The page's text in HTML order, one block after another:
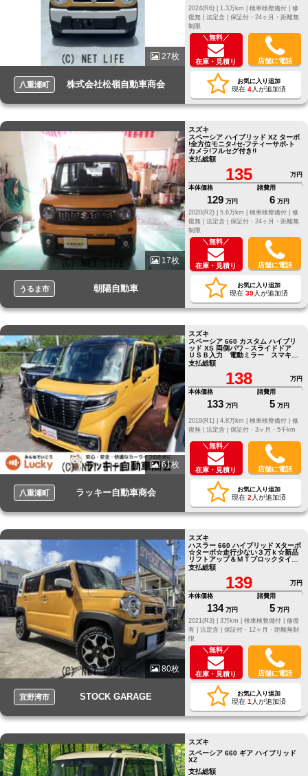
27枚
八重瀬町 株式会社松嶺自動車商会
2024(R6) |
1.3万km | 検車検整備付 | 修
復無 | 法定含 | 保証付・24ヶ月・距離無
制限
＼無料／
在庫・見積り 店舗に電話
お気に入り追加
現在 4人が追加済
17枚
うるま市 朝陽自動車
スズキ
スペーシア ハイブリッド XZ ターボ
!全方位モニタ-!セ-フティーサポ-ト
カメラ!フルセグ付き!!
支払総額
135
万円
本体価格
129 万円
諸費用
6 万円
2020(R2) |
5.6万km | 検車検整備付 | 修
復無 | 法定含 | 保証付・24ヶ月・距離無
制限
＼無料／
在庫・見積り 店舗に電話
お気に入り追加
現在 39人が追加済
61枚
八重瀬町 ラッキー自動車商会
スズキ
スペーシア 660 カスタム ハイブリ
ッド XS 両側パワ－スライドドア
ＵＳＢ入力 電動ミラー スマキ
ー ソナー キーレスエントリー
支払総額
138
万円
本体価格
133 万円
諸費用
5 万円
修
復無 | 法定含 | 保証付・3ヶ月・5千km
＼無料／
在庫・見積り 店舗に電話
お気に入り追加
現在 2 人が追加済
80枚
宜野湾市 STOCK GARAGE
スズキ
ハスラー 660 ハイブリッド Xターボ
☆ターボ☆走行少ない３万ｋ☆新品
リフトアップ＆ＭＴブロックタイヤ
☆
支払総額
139
万円
本体価格
134 万円
諸費用
5 万円
2021(R3) |
3万km | 検車検整備付 | 修復
有 | 法定含 | 保証付・12ヶ月・距離無制
限
＼無料／
在庫・見積り 店舗に電話
お気に入り追加
現在 1 人が追加済
スズキ
スペーシア 660 ギア ハイブリッド
XZ
支払総額